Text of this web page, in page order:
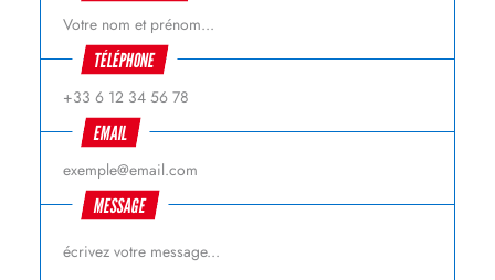
TÉLÉPHONE
EMAIL
MESSAGE